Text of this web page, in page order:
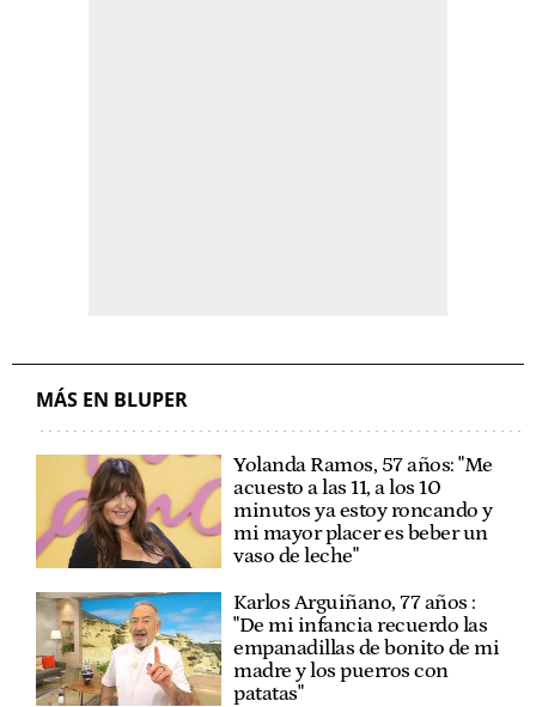
MÁS EN BLUPER
Yolanda Ramos, 57 años: "Me
acuesto a las 11, a los 10
minutos ya estoy roncando y
mi mayor placer es beber un
vaso de leche"
Karlos Arguiñano, 77 años :
"De mi infancia recuerdo las
empanadillas de bonito de mi
madre y los puerros con
patatas"